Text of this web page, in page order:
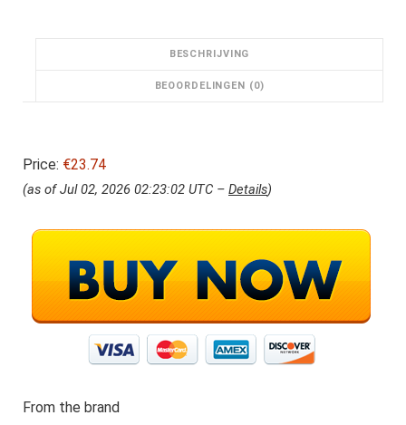
BESCHRIJVING
BEOORDELINGEN (0)
Price: €23.74
(as of Jul 02, 2026 02:23:02 UTC – Details)
From the brand